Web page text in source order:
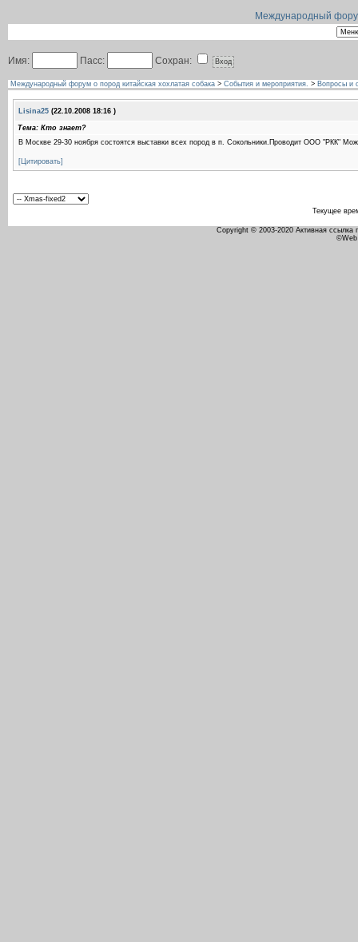
Международный
Имя: Пасс: Сохран:
Международный форум о пород китайская хохлатая собака > События и мероприятия. > Вопросы и
Lisina25 (22.10.2008 18:16 )
Тема: Кто знает?
В Москве 29-30 ноября состоятся выставки всех пород в п. Сокольники.Проводит ООО "РКК"
[Цитировать]
Текущее
Copyright © 2003-2020 Активная ссылка